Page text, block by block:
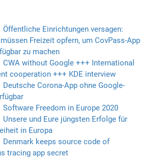
Öffentliche Einrichtungen versagen:
Freizeit opfern, um CovPass-App
zu machen
CWA without Google +++ International
cooperation +++ KDE interview
Deutsche Corona-App ohne Google-
Software Freedom in Europe 2020
Unsere und Eure jüngsten Erfolge für
in Europa
Denmark keeps source code of
tracing app secret